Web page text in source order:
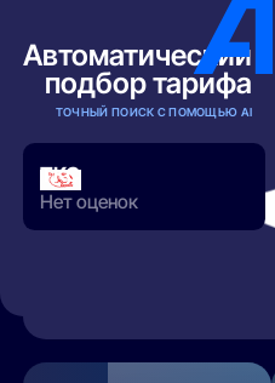
Автоматический
подбор тарифа
ТОЧНЫЙ ПОИСК С ПОМОЩЬЮ AI
ТКС
Нет оценок